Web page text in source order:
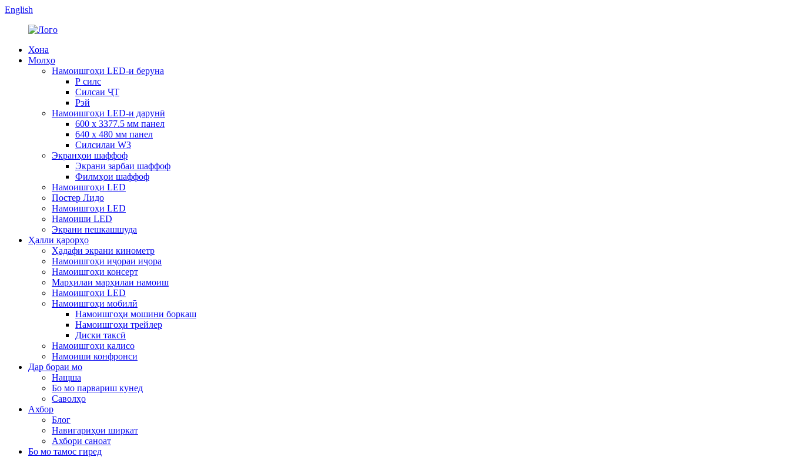
English
Хона
Молҳо
Намоишгоҳи LED-и беруна
Р силс
Силсаи ҶТ
Рэй
Намоишгоҳи LED-и дарунӣ
600 x 3377.5 мм панел
640 x 480 мм панел
Силсилаи W3
Экранҳои шаффоф
Экрани зарбаи шаффоф
Филмҳои шаффоф
Намоишгоҳи LED
Постер Лидо
Намоишгоҳи LED
Намоиши LED
Экрани пешкашшуда
Ҳалли қарорҳо
Ҳадафи экрани кинометр
Намоишгоҳи иҷораи иҷора
Намоишгоҳи консерт
Марҳилаи марҳилаи намоиш
Намоишгоҳи LED
Намоишгоҳи мобилӣ
Намоишгоҳи мошини боркаш
Намоишгоҳи трейлер
Диски таксӣ
Намоишгоҳи калисо
Намоиши конфронси
Дар бораи мо
Нащша
Бо мо парвариш кунед
Саволҳо
Ахбор
Блог
Навигариҳои ширкат
Ахбори саноат
Бо мо тамос гиред